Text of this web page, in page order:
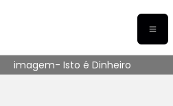
imagem- Isto é Dinheiro